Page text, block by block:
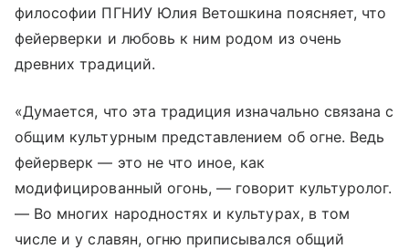
философии ПГНИУ Юлия Ветошкина поясняет, что
фейерверки и любовь к ним родом из очень
древних традиций.
«Думается, что эта традиция изначально связана с
общим культурным представлением об огне. Ведь
фейерверк — это не что иное, как
модифицированный огонь, — говорит культуролог.
— Во многих народностях и культурах, в том
числе и у славян, огню приписывался общий